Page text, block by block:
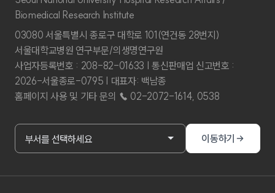
Biomedical Research Institute
03080 서울특별시 종로구 대학로 101(연건동 28번지)
서울대학교병원 연구부문/의생명연구원
사업자등록번호 : 208-82-01633 | 통신판매업 신고번호 :
2026-서울종로-0795 | 대표자: 백남종
홈페이지 사용 및 기타 문의 ☎ 02-2072-1614, 0538
부서홈페이지 바로가기
부서를 선택하세요 이동하기